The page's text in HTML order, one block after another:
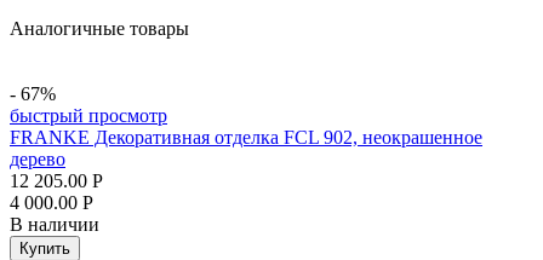
Аналогичные товары
- 67%
быстрый просмотр
FRANKE Декоративная отделка FCL 902, неокрашенное
дерево
12 205.00 Р
4 000.00 Р
В наличии
Купить